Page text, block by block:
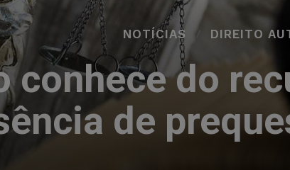
NOTÍCIAS DIREITO
conhece do
de